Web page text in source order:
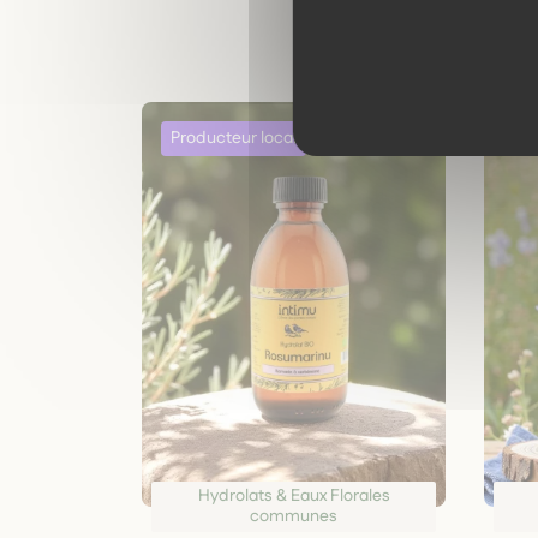
Hydrolats & Eaux Florales
communes